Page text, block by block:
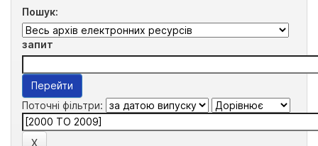
Пошук:
запит
Поточні фільтри: